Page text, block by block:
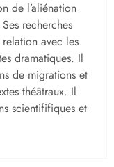
de l’aliénation
recherches
avec les
dramatiques. Il
de migrations et
théâtraux. Il
scientififiques et